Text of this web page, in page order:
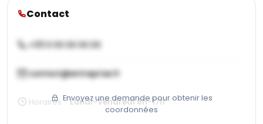
Contact
+33 X XX XX XX XX
contact@entreprise.fr
Envoyez une demande pour obtenir les
coordonnées
Horaires Lundi-Vendredi 8h-17h